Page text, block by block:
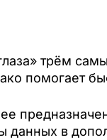
трём
помогает
данных в